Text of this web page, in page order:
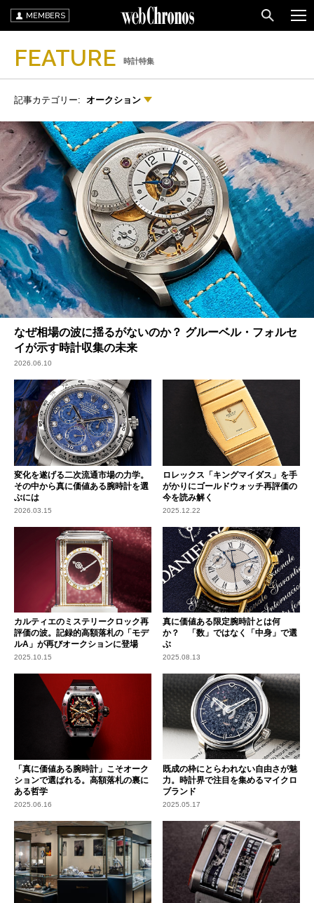
MEMBERS
FEATURE 時計特集
記事カテゴリー: オークション
なぜ相場の波に揺るがないのか？ グルーベル・フォルセ
イが示す時計収集の未来
2026.06.10
変化を遂げる二次流通市場の力学。
その中から真に価値ある腕時計を選
ぶには
2026.03.15
ロレックス「キングマイダス」を手
がかりにゴールドウォッチ再評価の
今を読み解く
2025.12.22
カルティエのミステリークロック再
評価の波。記録的高額落札の「モデ
ルA」が再びオークションに登場
2025.10.15
真に価値ある限定腕時計とは何
か？ 「数」ではなく「中身」で選
ぶ
2025.08.13
「真に価値ある腕時計」こそオーク
ションで選ばれる。高額落札の裏に
ある哲学
2025.06.16
既成の枠にとらわれない自由さが魅
力。時計界で注目を集めるマイクロ
ブランド
2025.05.17